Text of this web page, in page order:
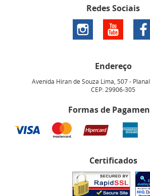
Redes Sociais
Endereço
Avenida Hiran de Souza Lima, 507-
CEP: 29906-305
Formas de
Certificados